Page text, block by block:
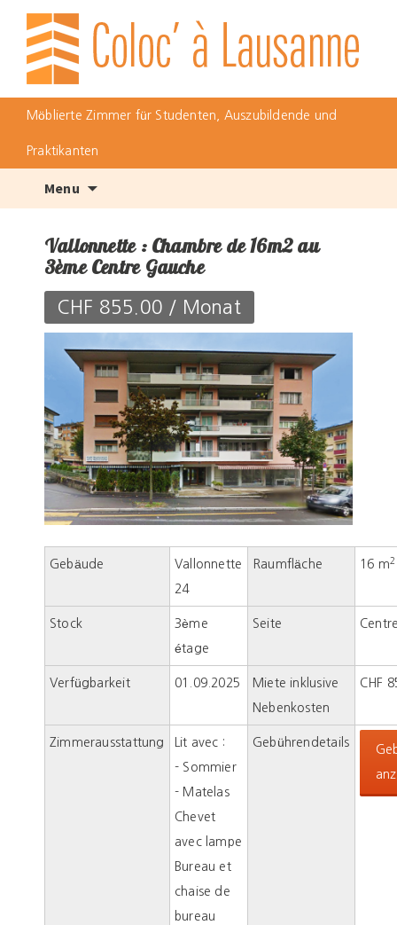
Möblierte Zimmer für Studenten, Auszubildende und
Praktikanten
Menu
Vallonnette : Chambre de 16m2 au
3ème Centre Gauche
CHF 855.00 / Monat
Gebäude
Vallonnette
24
Raumfläche 16 m2
Stock
3ème
étage
Seite
Verfügbarkeit 01.09.2025
Miete inklusive
Nebenkosten
CHF
Zimmerausstattung
Lit avec :
- Sommier
- Matelas
Chevet
avec lampe
Bureau et
chaise de
bureau
Gebührendetails